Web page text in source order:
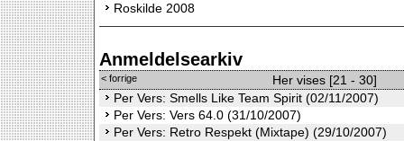
Roskilde 2008
Anmeldelsearkiv
< forrige
Her vises [21 - 30]
Per Vers: Smells Like Team Spirit (02/11/2007)
Per Vers: Vers 64.0 (31/10/2007)
Per Vers: Retro Respekt (Mixtape) (29/10/2007)